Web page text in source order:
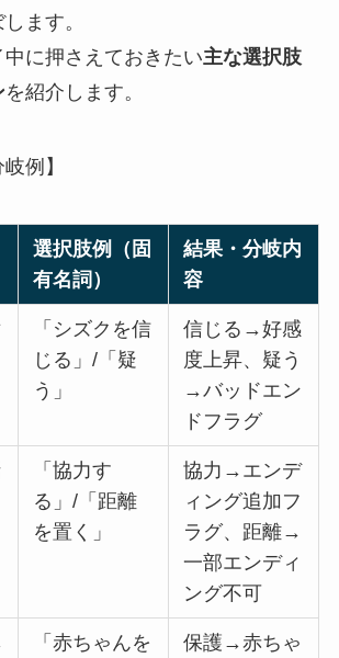
ます。
に押さえておきたい主な選択肢
を紹介します。
例】
選択肢例（固
有名詞）
結果・分岐内
容
「シズクを信
じる」/「疑
う」
信じる→好感
度上昇、疑う
→バッドエン
ドフラグ
「協力す
る」/「距離
を置く」
協力→エンデ
ィング追加フ
ラグ、距離→
一部エンディ
ング不可
「赤ちゃんを
保護→赤ちゃ